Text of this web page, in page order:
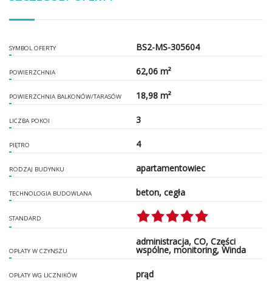
SYMBOL OFERTY BS2-MS-305604
POWIERZCHNIA 62,06 m²
POWIERZCHNIA BALKONÓW/TARASÓW 18,98 m²
LICZBA POKOI 3
PIĘTRO 4
RODZAJ BUDYNKU apartamentowiec
TECHNOLOGIA BUDOWLANA beton, cegła
STANDARD
OPŁATY W CZYNSZU
administracja, CO, Części
wspólne, monitoring, Winda
OPŁATY WG LICZNIKÓW prąd